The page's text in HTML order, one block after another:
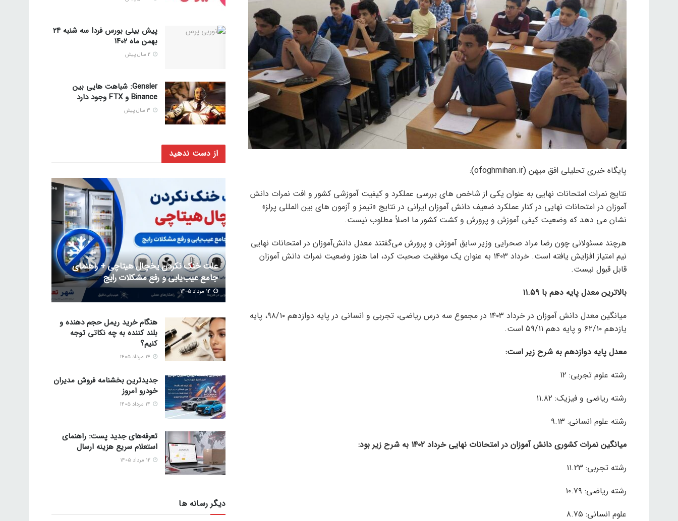
پایگاه خبری تحلیلی افق میهن (ofoghmihan.ir):
نتایج نمرات امتحانات نهایی به عنوان یکی از شاخص های بررسی عملکرد و کیفیت آموزشی کشور و افت نمرات دانش
آموزان در امتحانات نهایی در کنار عملکرد ضعیف دانش آموزان ایرانی در نتایج «تیمز و آزمون های بین المللی پرلز»
نشان می دهد که وضعیت کیفی آموزش و پرورش و کشت کشور ما اصلاً مطلوب نیست.
هرچند مسئولانی چون رضا مراد صحرایی وزیر سابق آموزش و پرورش می‌گفتند معدل دانش‌آموزان در امتحانات نهایی
نیم امتیاز افزایش یافته است. خرداد ۱۴۰۳ به عنوان یک موفقیت صحبت کرد، اما هنوز وضعیت نمرات دانش آموزان
قابل قبول نیست.
بالاترین معدل پایه دهم با ۱۱.۵۹
میانگین معدل دانش آموزان در خرداد ۱۴۰۳ در مجموع سه درس ریاضی، تجربی و انسانی در پایه دوازدهم ۹۸/۱۰، پایه
یازدهم ۶۲/۱۰ و پایه دهم ۵۹/۱۱ است.
معدل پایه دوازدهم به شرح زیر است:
رشته علوم تجربی: ۱۲
رشته ریاضی و فیزیک: ۱۱.۸۲
رشته علوم انسانی: ۹.۱۳
میانگین نمرات کشوری دانش آموزان در امتحانات نهایی خرداد ۱۴۰۲ به شرح زیر بود:
رشته تجربی: ۱۱.۲۳
رشته ریاضی: ۱۰.۷۹
علوم انسانی: ۸.۷۵
پیش بینی بورس فردا سه شنبه ۲۴
بهمن ماه ۱۴۰۲
Gensler: شباهت هایی بین
Binance و FTX وجود دارد
از دست ندهید
علت خنک نکردن یخچال هیتاچی + راهنمای
جامع عیب‌یابی و رفع مشکلات رایج
هنگام خرید ریمل حجم دهنده و
بلند کننده به چه نکاتی توجه
کنیم؟
جدیدترین بخشنامه فروش مدیران
خودرو امروز
تعرفه‌های جدید پست: راهنمای
استعلام سریع هزینه ارسال
دیگر رسانه ها